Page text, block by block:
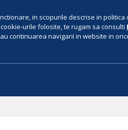
in scopurile descrise in politica
urile folosite, te rugam sa consulti
continuarea navigarii in website in